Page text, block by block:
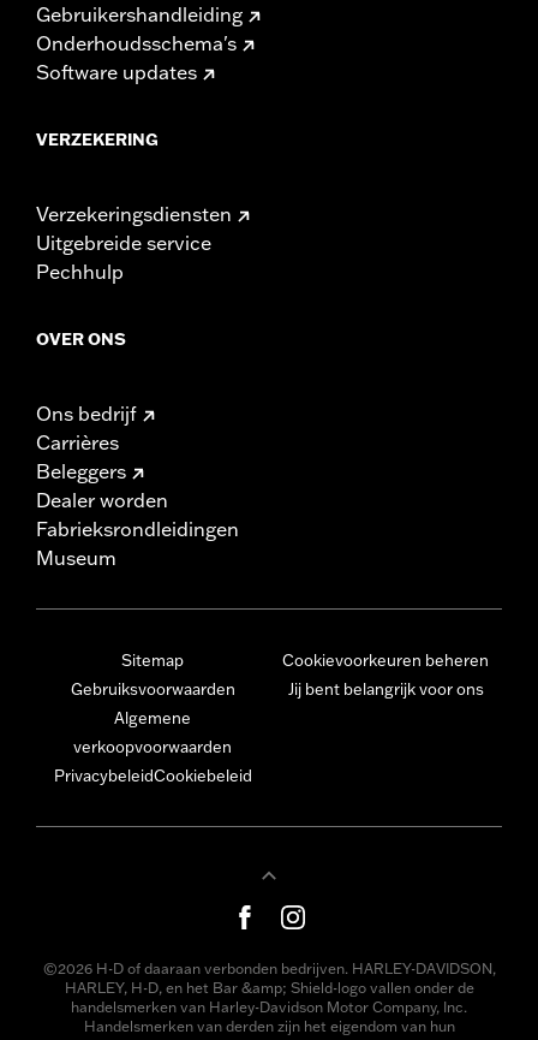
Gebruikershandleiding
Onderhoudsschema's
Software updates
VERZEKERING
Verzekeringsdiensten
Uitgebreide service
Pechhulp
OVER ONS
Ons bedrijf
Carrières
Beleggers
Dealer worden
Fabrieksrondleidingen
Museum
Sitemap
Gebruiksvoorwaarden
Algemene
verkoopvoorwaarden
PrivacybeleidCookiebeleid
Cookievoorkeuren beheren
Jij bent belangrijk voor ons
©2026 H-D of daaraan verbonden bedrijven. HARLEY-DAVIDSON,
HARLEY, H-D, en het Bar &amp; Shield-logo vallen onder de
handelsmerken van Harley-Davidson Motor Company, Inc.
Handelsmerken van derden zijn het eigendom van hun